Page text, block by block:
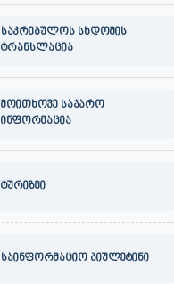
საკრებულოს სხდომის
ტრანსლაცია
მოითხოვე საჯარო
ინფორმაცია
ტურიზმი
საინფორმაციო ბიულეტინი